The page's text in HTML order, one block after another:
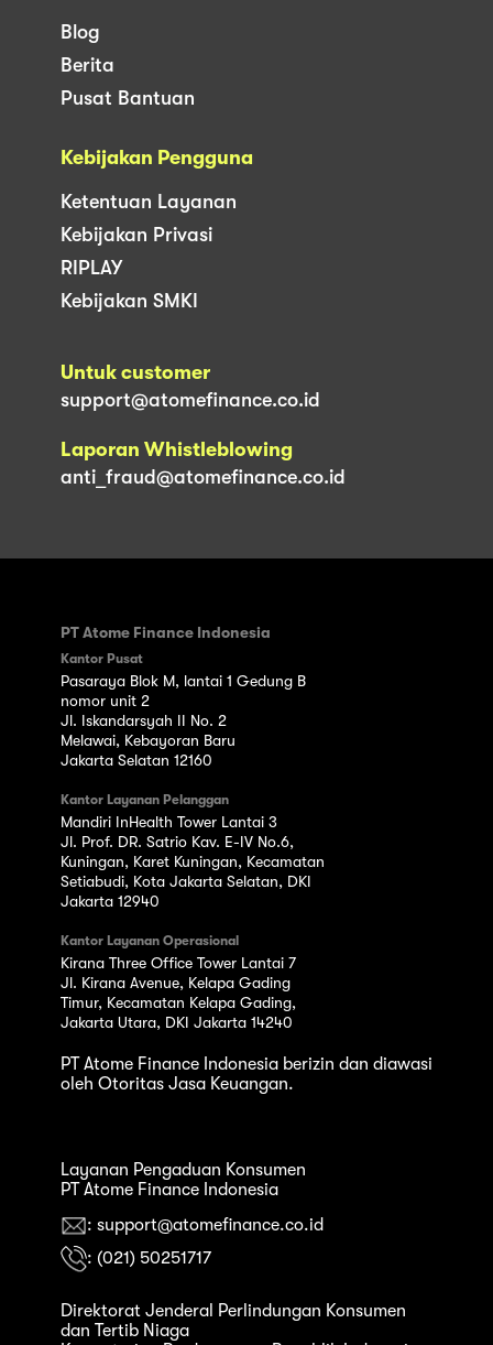
Blog
Berita
Pusat Bantuan
Kebijakan Pengguna
Ketentuan Layanan
Kebijakan Privasi
RIPLAY
Kebijakan SMKI
Untuk customer
support@atomefinance.co.id
Laporan Whistleblowing
anti_fraud@atomefinance.co.id
PT Atome Finance Indonesia
Kantor Pusat
Pasaraya Blok M, lantai 1 Gedung B
nomor unit 2
Jl. Iskandarsyah II No. 2
Melawai, Kebayoran Baru
Jakarta Selatan 12160
Kantor Layanan Pelanggan
Mandiri InHealth Tower Lantai 3
Jl. Prof. DR. Satrio Kav. E-IV No.6,
Kuningan, Karet Kuningan, Kecamatan
Setiabudi, Kota Jakarta Selatan, DKI
Jakarta 12940
Kantor Layanan Operasional
Kirana Three Office Tower Lantai 7
Jl. Kirana Avenue, Kelapa Gading
Timur, Kecamatan Kelapa Gading,
Jakarta Utara, DKI Jakarta 14240
PT Atome Finance Indonesia berizin dan diawasi
oleh Otoritas Jasa Keuangan.
Layanan Pengaduan Konsumen
PT Atome Finance Indonesia
: support@atomefinance.co.id
: (021) 50251717
Direktorat Jenderal Perlindungan Konsumen
dan Tertib Niaga